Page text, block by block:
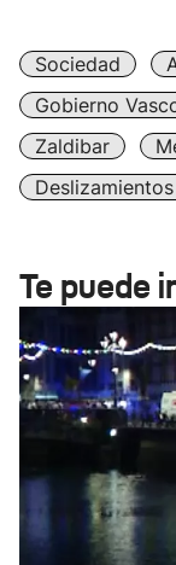
Sociedad
Gobierno
Zaldibar
Te puede